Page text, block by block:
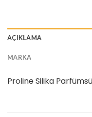
AÇIKLAMA
MARKA
Proline Silika